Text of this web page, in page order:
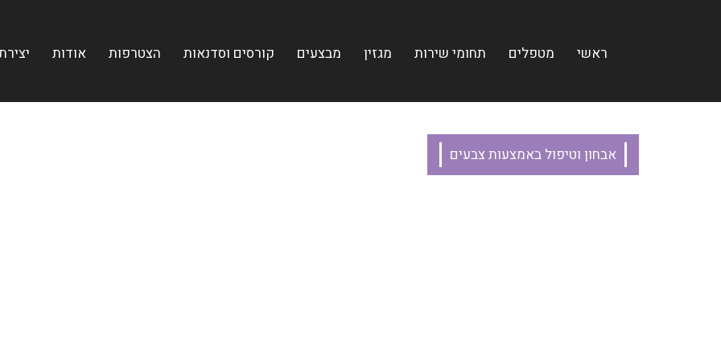
אודות הצטרפות קורסים וסדנאות מבצעים מגזין תחומי שירות מטפלים ראשי
אבחון וטיפול באמצעות צבעים